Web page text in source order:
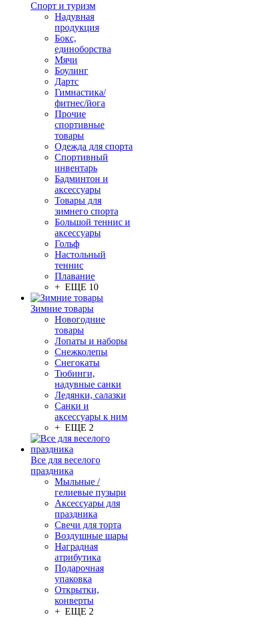
Спорт и туризм
Надувная
продукция
Бокс,
единоборства
Мячи
Боулинг
Дартс
Гимнастика/
фитнес/йога
Прочие
спортивные
товары
Одежда для спорта
Спортивный
инвентарь
Бадминтон и
аксессуары
Товары для
зимнего спорта
Большой теннис и
аксессуары
Гольф
Настольный
теннис
Плавание
+ ЕЩЕ 10
Зимние товары
Новогодние
товары
Лопаты и наборы
Снежколепы
Снегокаты
Тюбинги,
надувные санки
Ледянки, салазки
Санки и
аксессуары к ним
+ ЕЩЕ 2
Все для веселого
праздника
Мыльные /
гелиевые пузыри
Аксессуары для
праздника
Свечи для торта
Воздушные шары
Наградная
атрибутика
Подарочная
упаковка
Открытки,
конверты
+ ЕЩЕ 2